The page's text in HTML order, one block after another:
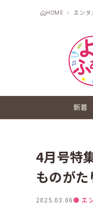
HOME エンタ
新着
4月号特
ものがた
2025.03.06● エ